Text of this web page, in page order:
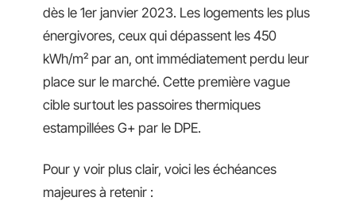
dès le 1er janvier 2023. Les logements les plus
énergivores, ceux qui dépassent les 450
kWh/m² par an, ont immédiatement perdu leur
place sur le marché. Cette première vague
cible surtout les passoires thermiques
estampillées G+ par le DPE.
Pour y voir plus clair, voici les échéances
majeures à retenir :